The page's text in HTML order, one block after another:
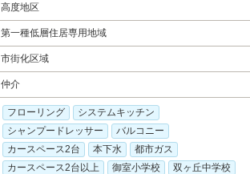
高度地区
第一種低層住居専用地域
市街化区域
仲介
フローリング
システムキッチン
シャンプードレッサー
バルコニー
カースペース2台
本下水
都市ガス
カースペース2台以上
御室小学校 双ヶ丘中学校